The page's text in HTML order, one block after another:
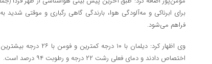
برای ابرناکی و مه‌آلودگی هوا، بارندگی گاهی رگباری و موقتی شدید
فراهم می‌شود.
وی اظهار کرد: دیلمان با
اختصاص دادند و دمای فعلی رشت ۲۲ درجه و رطوبت ۹۴ درصد است.